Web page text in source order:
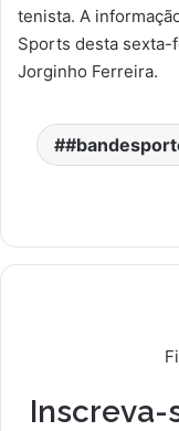
tenista. A
Sports desta sexta-
Jorginho Ferreira.
Inscreva-